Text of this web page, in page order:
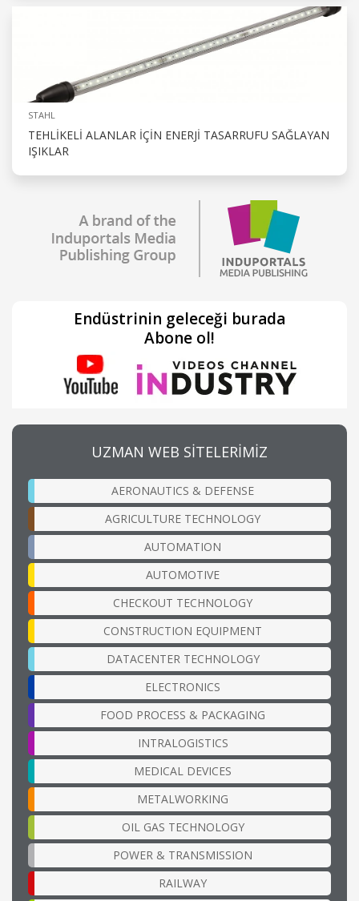
STAHL
TEHLIKELI ALANLAR İÇIN ENERJI TASARRUFU SAĞLAYAN
IŞIKLAR
Endüstrinin geleceği burada
Abone ol!
UZMAN WEB SİTELERİMİZ
AERONAUTICS & DEFENSE
AGRICULTURE TECHNOLOGY
AUTOMATION
AUTOMOTIVE
CHECKOUT TECHNOLOGY
CONSTRUCTION EQUIPMENT
DATACENTER TECHNOLOGY
ELECTRONICS
FOOD PROCESS & PACKAGING
INTRALOGISTICS
MEDICAL DEVICES
METALWORKING
OIL GAS TECHNOLOGY
POWER & TRANSMISSION
RAILWAY